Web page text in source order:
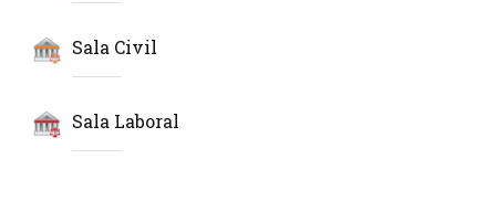
Sala Civil
Sala Laboral